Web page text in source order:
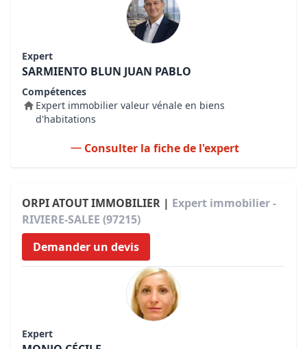
Expert
SARMIENTO BLUN JUAN PABLO
Compétences
Expert immobilier valeur vénale en biens
d'habitations
Consulter la fiche de l'expert
ORPI ATOUT IMMOBILIER | Expert immobilier -
RIVIERE-SALEE (97215)
Demander un devis
Expert